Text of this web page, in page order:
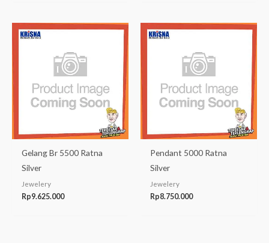
Gelang Br 5500 Ratna
Silver
Jewelery
Rp9.625.000
Pendant 5000 Ratna
Silver
Jewelery
Rp8.750.000